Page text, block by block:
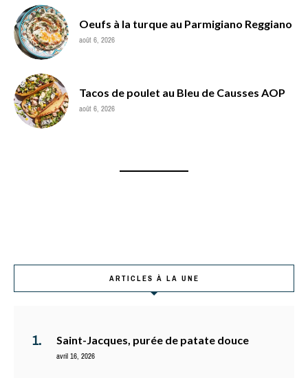
Oeufs à la turque au Parmigiano Reggiano
août 6, 2026
Tacos de poulet au Bleu de Causses AOP
août 6, 2026
ARTICLES À LA UNE
Saint-Jacques, purée de patate douce
avril 16, 2026